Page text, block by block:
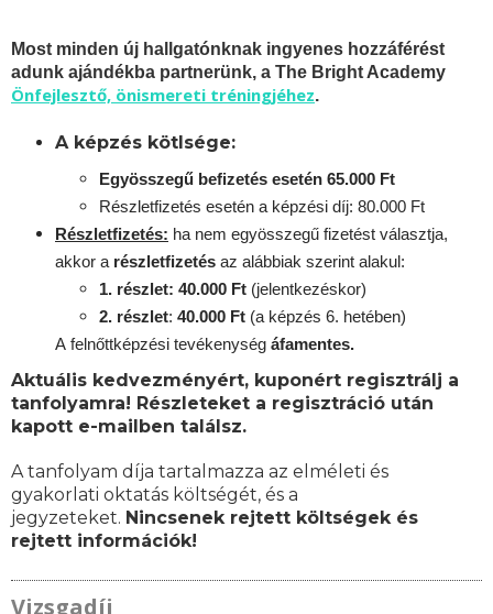
Most minden új hallgatónknak ingyenes hozzáférést
adunk ajándékba partnerünk, a The Bright Academy
Önfejlesztő, önismereti tréningjéhez.
A képzés kötlsége:
Egyösszegű befizetés esetén 65.000 Ft
Részletfizetés esetén a képzési díj: 80.000 Ft
Részletfizetés: ha nem egyösszegű fizetést választja,
akkor a részletfizetés az alábbiak szerint alakul:
1. részlet: 40.000 Ft (jelentkezéskor)
2. részlet: 40.000 Ft (a képzés 6. hetében)
A felnőttképzési tevékenység áfamentes.
Aktuális kedvezményért, kuponért regisztrálj a
tanfolyamra! Részleteket a regisztráció után
kapott e-mailben találsz.
A tanfolyam díja tartalmazza az elméleti és
gyakorlati oktatás költségét, és a
jegyzeteket. Nincsenek rejtett költségek és
rejtett információk!
Vizsgadíj